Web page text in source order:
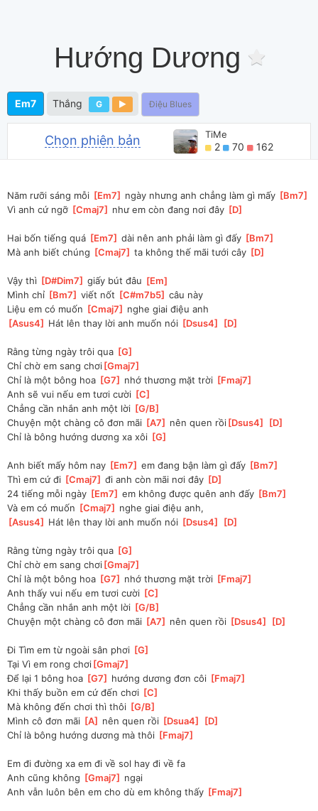
Hướng Dương
Em7 Thắng G Điệu Blues
Chọn phiên bản TiMe
2 70 162
Năm rưỡi sáng mỗi [Em7 ngày nhưng anh chẳng làm gì mấy [Bm7
Vì anh cứ ngỡ [Cmaj7 như em còn đang nơi đây [D
Hai bốn tiếng quá [Em7 ] dài nên anh phải làm gì đấy [Bm7
Mà anh biết chúng [Cmaj7 ] ta không thế mãi tưới cây [D
Vậy thì [D#Dim7 ] giấy bút đâu [Em
Mình chỉ [Bm7 ] viết nốt [C#m7b5 ] câu này
Liệu em có muốn [Cmaj7
nghe giai điệu anh
[Asus4 Hát lên thay lời anh muốn nói [Dsus4 [D
Rằng từng ngày trôi qua [G
Chỉ chờ em sang chơi[Gmaj7
Chỉ là một bông hoa [G7 nhớ thương mặt trời [Fmaj7
Anh sẽ vui nếu em tươi cười [C
Chẳng cần nhắn anh một lời [G/B
Chuyện một chàng cô đơn mãi [A7 nên quen rồi[Dsus4 [D
Chỉ là bông hướng dương xa xôi [G
Anh biết mấy hôm nay [Em7 ] em đang bận làm gì đấy [Bm7
Thì em cứ đi [Cmaj7 ] đi anh còn mãi nơi đây [D
24 tiếng mỗi ngày [Em7 ] em không được quên anh đấy [Bm7
Và em có muốn [Cmaj7
nghe giai điệu anh,
[Asus4 Hát lên thay lời anh muốn nói [Dsus4 [D
Rằng từng ngày trôi qua [G
Chỉ chờ em sang chơi[Gmaj7
Chỉ là một bông hoa [G7 nhớ thương mặt trời [Fmaj7
Anh thấy vui nếu em tươi cười [C
Chẳng cần nhắn anh một lời [G/B
Chuyện một chàng cô đơn mãi [A7 nên quen rồi [Dsus4 [D
Đi Tìm em từ ngoài sân phơi [G
Tại Vì em rong chơi[Gmaj7
Để lại 1 bông hoa [G7 hướng dương đơn côi [Fmaj7
Khi thấy buồn em cứ đến chơi [C
Mà không đến chơi thì thôi [G/B
Mình cô đơn mãi [A nên quen rồi [Dsua4 [D
Chỉ là bông hướng dương mà thôi [Fmaj7
Em đi đường xa em đi về sol hay đi về fa
Anh cũng không [Gmaj7
ngại
Anh vẫn luôn bên em cho dù em không thấy [Fmaj7